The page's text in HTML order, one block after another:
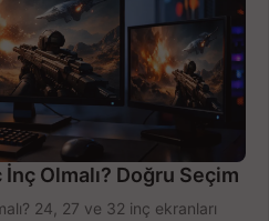
Olmalı? Doğru Seçim
24, 27 ve 32 inç ekranları